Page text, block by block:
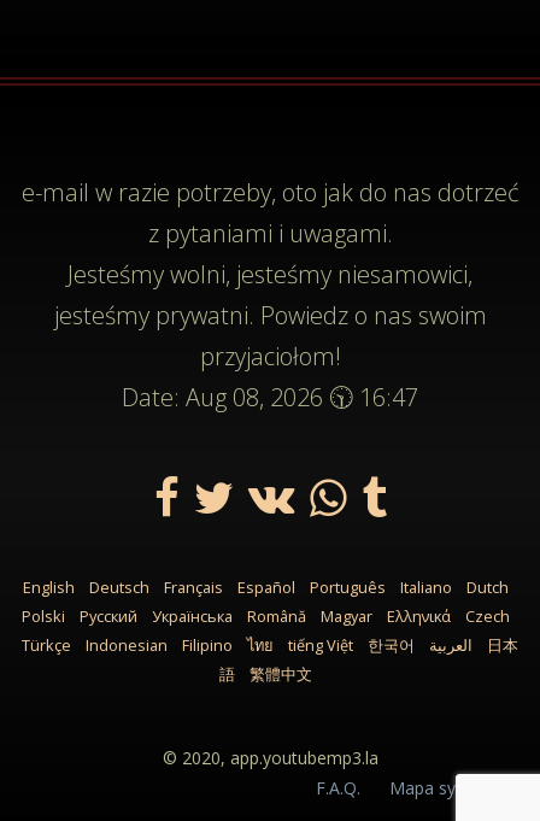
e-mail w razie potrzeby, oto jak do nas dotrzeć
z pytaniami i uwagami.
Jesteśmy wolni, jesteśmy niesamowici,
jesteśmy prywatni. Powiedz o nas swoim
przyjaciołom!
Date: Aug 08, 2026 🕥 16:47
English Deutsch Français Español Português Italiano
Dutch
Polski
Русский Українська Română Magyar Ελληνικά
Czech
Türkçe
Indonesian Filipino ไทย tiếng Việt 한국어 العربية
日本
語
繁體中文
© 2020, app.youtubemp3.la
F.A.Q.
Mapa sytuacyjna